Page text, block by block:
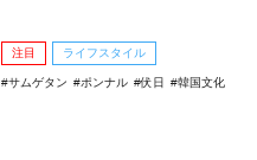
注目 ライフスタイル
サムゲタン ポンナル 伏日 韓国文化